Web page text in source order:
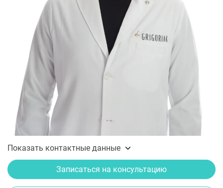
Показать контактные данные
Записаться на консультацию